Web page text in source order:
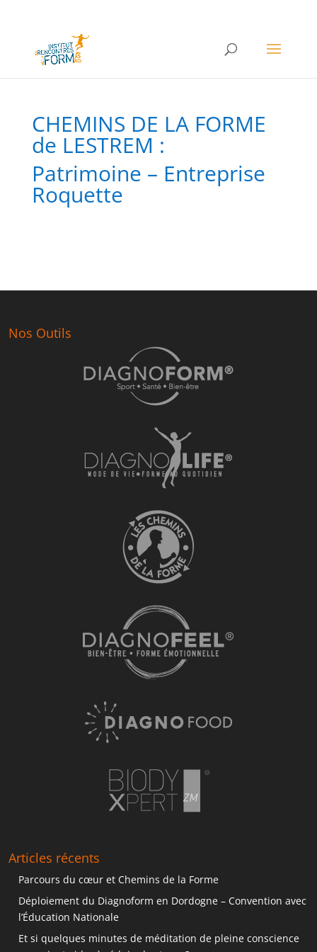
CHEMINS DE LA FORME
de LESTREM :
Patrimoine – Entreprise
Roquette
Nos Outils
Articles récents
Parcours du cœur et Chemins de la Forme
Déploiement du Diagnoform en Dordogne – Convention avec
l’Éducation Nationale
Et si quelques minutes de méditation de pleine conscience